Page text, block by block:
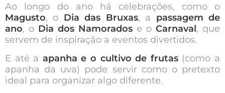
Ao longo do ano há celebrações, como o
Magusto, o Dia das Bruxas, a passagem de
ano, o Dia dos Namorados e o Carnaval, que
servem de inspiração a eventos divertidos.
E até a apanha e o cultivo de frutas(como a
apanha da uva) pode servir como o pretexto
ideal para organizar algo diferente.